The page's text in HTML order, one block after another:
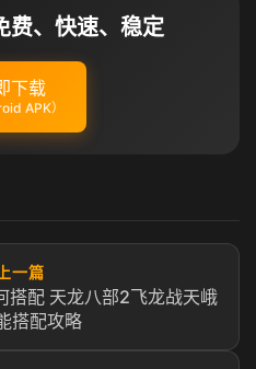
费、快速、稳定
下载
APK）
上一篇
搭配 天龙八部2飞龙战天峨
搭配攻略